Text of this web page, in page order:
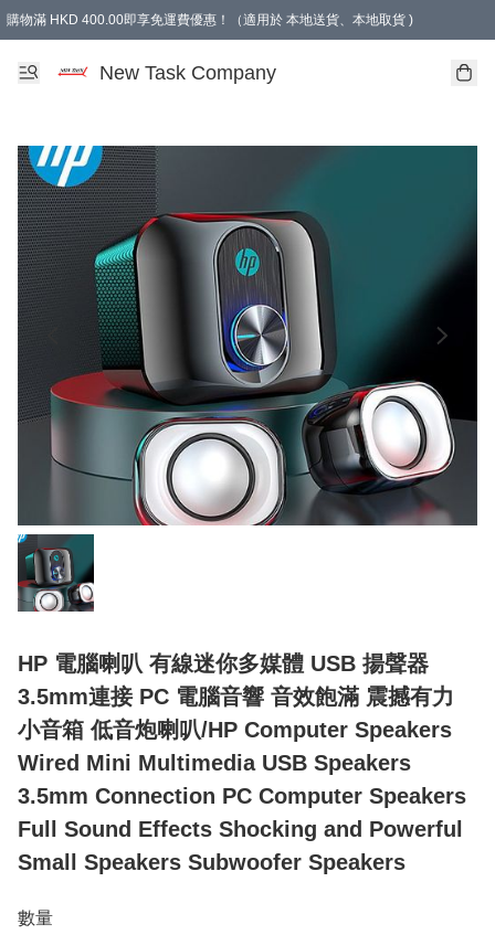
購物滿 HKD 400.00即享免運費優惠！（適用於 本地送貨、本地取貨 )
New Task Company
HP 電腦喇叭 有線迷你多媒體 USB 揚聲器
3.5mm連接 PC 電腦音響 音效飽滿 震撼有力
小音箱 低音炮喇叭/HP Computer Speakers
Wired Mini Multimedia USB Speakers
3.5mm Connection PC Computer Speakers
Full Sound Effects Shocking and Powerful
Small Speakers Subwoofer Speakers
數量